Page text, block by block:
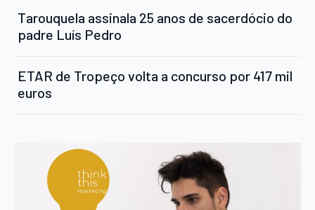
Tarouquela assinala 25 anos de sacerdócio do
padre Luís Pedro
ETAR de Tropeço volta a concurso por 417 mil
euros